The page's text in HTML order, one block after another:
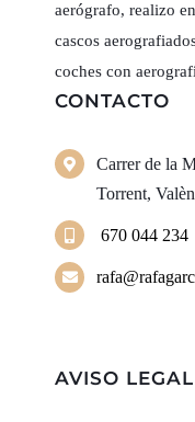
aerógrafo, realizo
cascos
coches con
CONTACTO
Carrer de la
Torrent,
670 044 234
AVISO LEGAL